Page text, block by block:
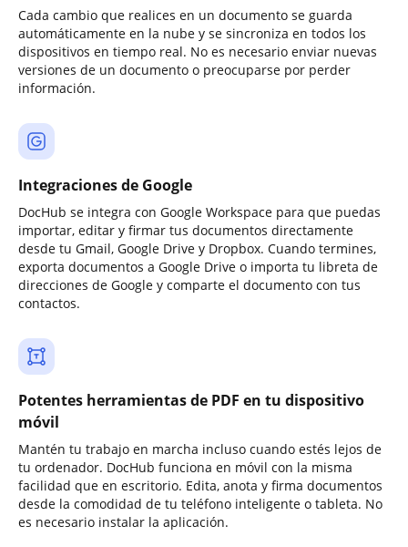
Cada cambio que realices en un documento se guarda
automáticamente en la nube y se sincroniza en todos los
dispositivos en tiempo real. No es necesario enviar nuevas
versiones de un documento o preocuparse por perder
información.
Integraciones de Google
DocHub se integra con Google Workspace para que puedas
importar, editar y firmar tus documentos directamente
desde tu Gmail, Google Drive y Dropbox. Cuando termines,
exporta documentos a Google Drive o importa tu libreta de
direcciones de Google y comparte el documento con tus
contactos.
Potentes herramientas de PDF en tu dispositivo
móvil
Mantén tu trabajo en marcha incluso cuando estés lejos de
tu ordenador. DocHub funciona en móvil con la misma
facilidad que en escritorio. Edita, anota y firma documentos
desde la comodidad de tu teléfono inteligente o tableta. No
es necesario instalar la aplicación.